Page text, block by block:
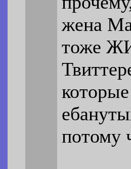
жена
тоже
потому